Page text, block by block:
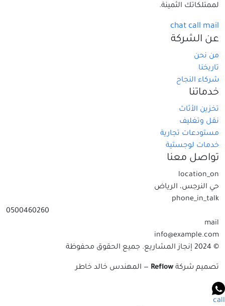
لممتلكاتك الثمينة.
chat call mail
عن الشركة
من نحن
تاريخنا
شركاء النجاح
خدماتنا
تخزين الأثاث
نقل وتغليف
مستودعات تجارية
خدمات لوجستية
تواصل معنا
location_on
حي النرجس، الرياض
phone_in_talk
0500460260
mail
info@example.com
© 2024 إنجاز المشاريع. جميع الحقوق محفوظة
تصميم شركة Reflow — المهندس خالد خاطر
call